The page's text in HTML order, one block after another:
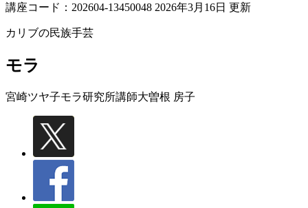
講座コード：202604-13450048 2026年3月16日 更新
カリブの民族手芸
モラ
宮崎ツヤ子モラ研究所講師大曽根 房子